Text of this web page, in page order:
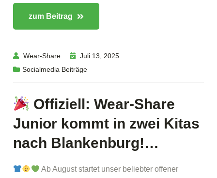
zum Beitrag
Wear-Share
Juli 13, 2025
Socialmedia Beiträge
Offiziell: Wear-Share
Junior kommt in zwei Kitas
nach Blankenburg!…
Ab August startet unser beliebter offener